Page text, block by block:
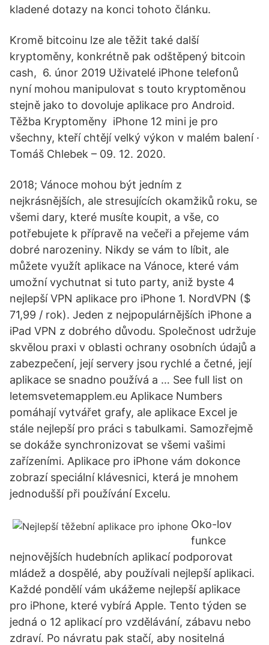
kladené dotazy na konci tohoto článku.
Kromě bitcoinu lze ale těžit také další
kryptoměny, konkrétně pak odštěpený bitcoin
cash, 6. únor 2019 Uživatelé iPhone telefonů
nyní mohou manipulovat s touto kryptoměnou
stejně jako to dovoluje aplikace pro Android.
Těžba Kryptoměny iPhone 12 mini je pro
všechny, kteří chtějí velký výkon v malém balení ·
Tomáš Chlebek – 09. 12. 2020.
2018; Vánoce mohou být jedním z
nejkrásnějších, ale stresujících okamžiků roku, se
všemi dary, které musíte koupit, a vše, co
potřebujete k přípravě na večeři a přejeme vám
dobré narozeniny. Nikdy se vám to líbit, ale
můžete využít aplikace na Vánoce, které vám
umožní vychutnat si tuto party, aniž byste 4
nejlepší VPN aplikace pro iPhone 1. NordVPN ($
71,99 / rok). Jeden z nejpopulárnějších iPhone a
iPad VPN z dobrého důvodu. Společnost udržuje
skvělou praxi v oblasti ochrany osobních údajů a
zabezpečení, její servery jsou rychlé a četné, její
aplikace se snadno používá a … See full list on
letemsvetemapplem.eu Aplikace Numbers
pomáhají vytvářet grafy, ale aplikace Excel je
stále nejlepší pro práci s tabulkami. Samozřejmě
se dokáže synchronizovat se všemi vašimi
zařízeními. Aplikace pro iPhone vám dokonce
zobrazí speciální klávesnici, která je mnohem
jednodušší při používání Excelu.
Oko-lov
funkce
nejnovějších hudebních aplikací podporovat
mládež a dospělé, aby používali nejlepší aplikaci.
Každé pondělí vám ukážeme nejlepší aplikace
pro iPhone, které vybírá Apple. Tento týden se
jedná o 12 aplikací pro vzdělávání, zábavu nebo
zdraví. Po návratu pak stačí, aby nositelná